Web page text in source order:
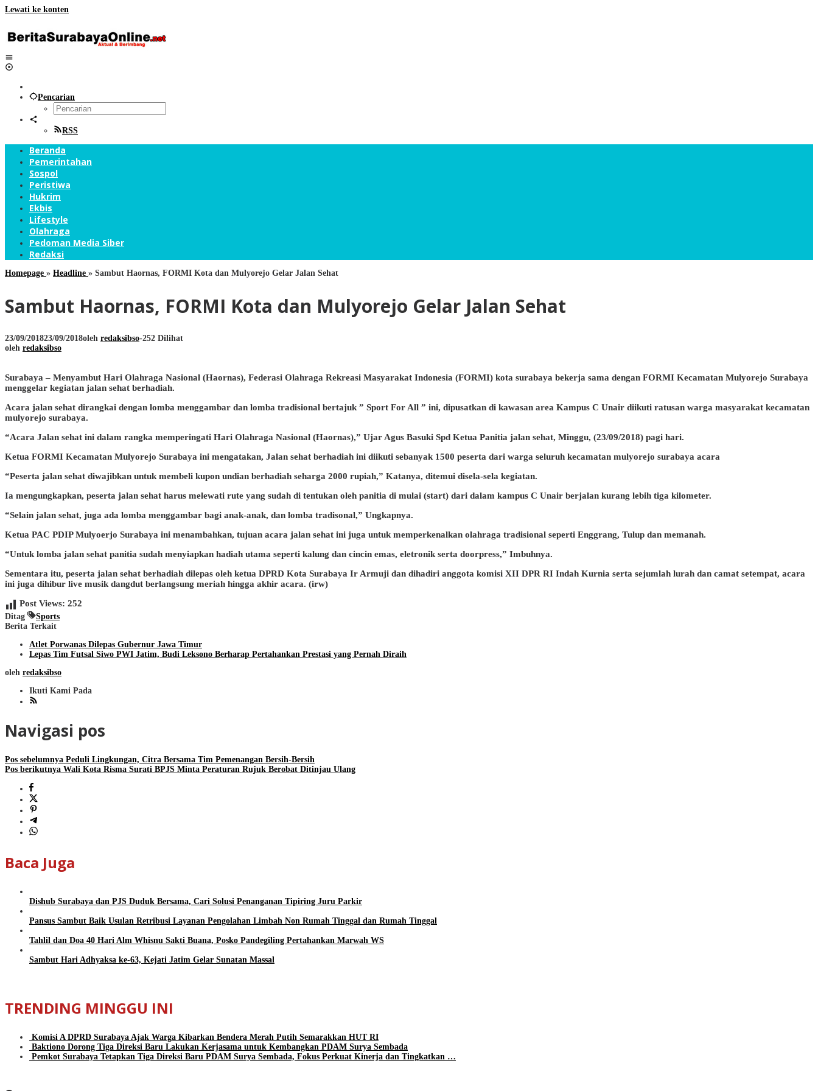
Lewati ke konten
Pencarian
RSS
Beranda
Pemerintahan
Sospol
Peristiwa
Hukrim
Ekbis
Lifestyle
Olahraga
Pedoman Media Siber
Redaksi
Homepage » Headline » Sambut Haornas, FORMI Kota dan Mulyorejo Gelar Jalan Sehat
Sambut Haornas, FORMI Kota dan Mulyorejo Gelar Jalan Sehat
23/09/201823/09/2018oleh redaksibso-252 Dilihat
oleh redaksibso
Surabaya – Menyambut Hari Olahraga Nasional (Haornas), Federasi Olahraga Rekreasi Masyarakat Indonesia (FORMI) kota surabaya bekerja sama dengan FORMI Kecamatan Mulyorejo Surabaya
menggelar kegiatan jalan sehat berhadiah.
Acara jalan sehat dirangkai dengan lomba menggambar dan lomba tradisional bertajuk ” Sport For All ” ini, dipusatkan di kawasan area Kampus C Unair diikuti ratusan warga masyarakat kecamatan
mulyorejo surabaya.
“Acara Jalan sehat ini dalam rangka memperingati Hari Olahraga Nasional (Haornas),” Ujar Agus Basuki Spd Ketua Panitia jalan sehat, Minggu, (23/09/2018) pagi hari.
Ketua FORMI Kecamatan Mulyorejo Surabaya ini mengatakan, Jalan sehat berhadiah ini diikuti sebanyak 1500 peserta dari warga seluruh kecamatan mulyorejo surabaya acara
“Peserta jalan sehat diwajibkan untuk membeli kupon undian berhadiah seharga 2000 rupiah,” Katanya, ditemui disela-sela kegiatan.
Ia mengungkapkan, peserta jalan sehat harus melewati rute yang sudah di tentukan oleh panitia di mulai (start) dari dalam kampus C Unair berjalan kurang lebih tiga kilometer.
“Selain jalan sehat, juga ada lomba menggambar bagi anak-anak, dan lomba tradisonal,” Ungkapnya.
Ketua PAC PDIP Mulyoerjo Surabaya ini menambahkan, tujuan acara jalan sehat ini juga untuk memperkenalkan olahraga tradisional seperti Enggrang, Tulup dan memanah.
“Untuk lomba jalan sehat panitia sudah menyiapkan hadiah utama seperti kalung dan cincin emas, eletronik serta doorpress,” Imbuhnya.
Sementara itu, peserta jalan sehat berhadiah dilepas oleh ketua DPRD Kota Surabaya Ir Armuji dan dihadiri anggota komisi XII DPR RI Indah Kurnia serta sejumlah lurah dan camat setempat, acara
ini juga dihibur live musik dangdut berlangsung meriah hingga akhir acara. (irw)
Post Views: 252
Ditag
Sports
Berita Terkait
Atlet Porwanas Dilepas Gubernur Jawa Timur
Lepas Tim Futsal Siwo PWI Jatim, Budi Leksono Berharap Pertahankan Prestasi yang Pernah Diraih
oleh redaksibso
Ikuti Kami Pada
Navigasi pos
Pos sebelumnya Peduli Lingkungan, Citra Bersama Tim Pemenangan Bersih-Bersih
Pos berikutnya Wali Kota Risma Surati BPJS Minta Peraturan Rujuk Berobat Ditinjau Ulang
Baca Juga
Dishub Surabaya dan PJS Duduk Bersama, Cari Solusi Penanganan Tipiring Juru Parkir
Pansus Sambut Baik Usulan Retribusi Layanan Pengolahan Limbah Non Rumah Tinggal dan Rumah Tinggal
Tahlil dan Doa 40 Hari Alm Whisnu Sakti Buana, Posko Pandegiling Pertahankan Marwah WS
Sambut Hari Adhyaksa ke-63, Kejati Jatim Gelar Sunatan Massal
TRENDING MINGGU INI
Komisi A DPRD Surabaya Ajak Warga Kibarkan Bendera Merah Putih Semarakkan HUT RI
Baktiono Dorong Tiga Direksi Baru Lakukan Kerjasama untuk Kembangkan PDAM Surya Sembada
Pemkot Surabaya Tetapkan Tiga Direksi Baru PDAM Surya Sembada, Fokus Perkuat Kinerja dan Tingkatkan …